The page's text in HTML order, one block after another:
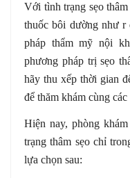
Với tình trạng sẹo
thuốc bôi dường như r
pháp thẩm mỹ nội
phương pháp trị sẹo
hãy thu xếp thời gian
để thăm khám cùng
Hiện nay, phòng
trạng thâm sẹo chỉ
lựa chọn sau: